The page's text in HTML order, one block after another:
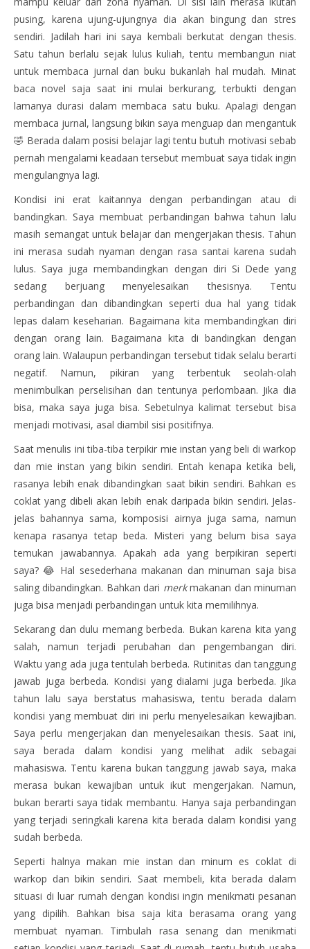
pusing, karena ujung-ujungnya dia akan bingung dan stres
sendiri. Jadilah hari ini saya kembali berkutat dengan thesis.
Satu tahun berlalu sejak lulus kuliah, tentu membangun niat
untuk membaca jurnal dan buku bukanlah hal mudah. Minat
baca novel saja saat ini mulai berkurang, terbukti dengan
lamanya durasi dalam membaca satu buku. Apalagi dengan
membaca jurnal, langsung bikin saya menguap dan mengantuk
🤣 Berada dalam posisi belajar lagi tentu butuh motivasi sebab
pernah mengalami keadaan tersebut membuat saya tidak ingin
mengulangnya lagi.
Kondisi ini erat kaitannya dengan perbandingan atau di
bandingkan. Saya membuat perbandingan bahwa tahun lalu
masih semangat untuk belajar dan mengerjakan thesis. Tahun
ini merasa sudah nyaman dengan rasa santai karena sudah
lulus. Saya juga membandingkan dengan diri Si Dede yang
sedang berjuang menyelesaikan thesisnya. Tentu
perbandingan dan dibandingkan seperti dua hal yang tidak
lepas dalam keseharian. Bagaimana kita membandingkan diri
dengan orang lain. Bagaimana kita di bandingkan dengan
orang lain. Walaupun perbandingan tersebut tidak selalu berarti
negatif. Namun, pikiran yang terbentuk seolah-olah
menimbulkan perselisihan dan tentunya perlombaan. Jika dia
bisa, maka saya juga bisa. Sebetulnya kalimat tersebut bisa
menjadi motivasi, asal diambil sisi positifnya.
Saat menulis ini tiba-tiba terpikir mie instan yang beli di warkop
dan mie instan yang bikin sendiri. Entah kenapa ketika beli,
rasanya lebih enak dibandingkan saat bikin sendiri. Bahkan es
coklat yang dibeli akan lebih enak daripada bikin sendiri. Jelas-
jelas bahannya sama, komposisi airnya juga sama, namun
kenapa rasanya tetap beda. Misteri yang belum bisa saya
temukan jawabannya. Apakah ada yang berpikiran seperti
saya? 😂 Hal sesederhana makanan dan minuman saja bisa
saling dibandingkan. Bahkan dari merkmakanan dan minuman
juga bisa menjadi perbandingan untuk kita memilihnya.
Sekarang dan dulu memang berbeda. Bukan karena kita yang
salah, namun terjadi perubahan dan pengembangan diri.
Waktu yang ada juga tentulah berbeda. Rutinitas dan tanggung
jawab juga berbeda. Kondisi yang dialami juga berbeda. Jika
tahun lalu saya berstatus mahasiswa, tentu berada dalam
kondisi yang membuat diri ini perlu menyelesaikan kewajiban.
Saya perlu mengerjakan dan menyelesaikan thesis. Saat ini,
saya berada dalam kondisi yang melihat adik sebagai
mahasiswa. Tentu karena bukan tanggung jawab saya, maka
merasa bukan kewajiban untuk ikut mengerjakan. Namun,
bukan berarti saya tidak membantu. Hanya saja perbandingan
yang terjadi seringkali karena kita berada dalam kondisi yang
sudah berbeda.
Seperti halnya makan mie instan dan minum es coklat di
warkop dan bikin sendiri. Saat membeli, kita berada dalam
situasi di luar rumah dengan kondisi ingin menikmati pesanan
yang dipilih. Bahkan bisa saja kita berasama orang yang
membuat nyaman. Timbulah rasa senang dan menikmati